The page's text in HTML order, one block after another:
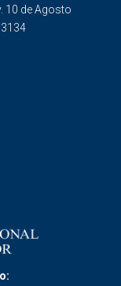
10 de Agosto